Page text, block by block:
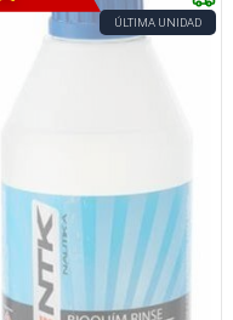
ÚLTIMA UNIDAD